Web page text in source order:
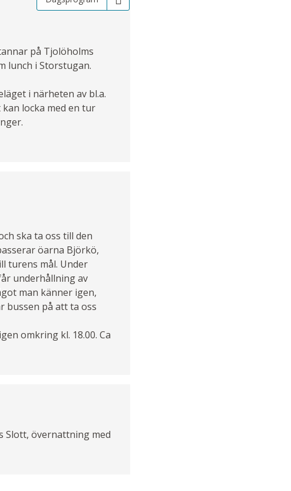
på Tjolöholms
lunch i Storstugan.
i närheten av bl.a.
locka med en tur
ska ta oss till den
öarna Björkö,
turens mål. Under
underhållning av
man känner igen,
bussen på att ta oss
omkring kl. 18.00. Ca
Slott, övernattning med